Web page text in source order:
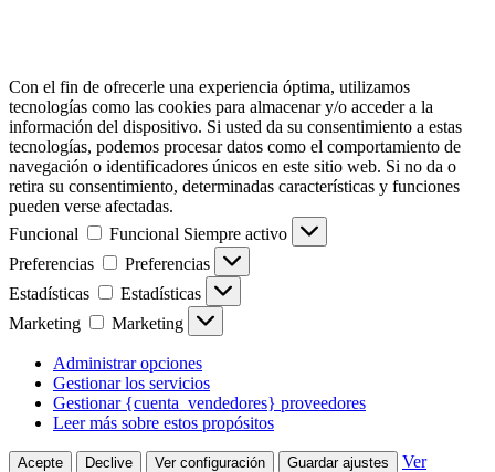
Con el fin de ofrecerle una experiencia óptima, utilizamos
tecnologías como las cookies para almacenar y/o acceder a la
información del dispositivo. Si usted da su consentimiento a estas
tecnologías, podemos procesar datos como el comportamiento de
navegación o identificadores únicos en este sitio web. Si no da o
retira su consentimiento, determinadas características y funciones
pueden verse afectadas.
Funcional
Funcional Siempre activo
Preferencias
Preferencias
Estadísticas
Estadísticas
Marketing
Marketing
Administrar opciones
Gestionar los servicios
Gestionar {cuenta_vendedores} proveedores
Leer más sobre estos propósitos
Acepte Declive Ver configuración Guardar ajustes
Ver